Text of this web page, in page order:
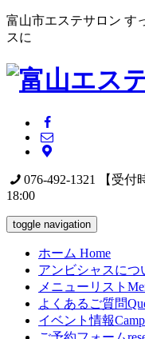
富山市エステサロン す
スに
076-492-1321
【受付
18:00
toggle navigation
ホーム Home
アンビシャスにつ
メニューリスト
よくあるご質問
イベント情報